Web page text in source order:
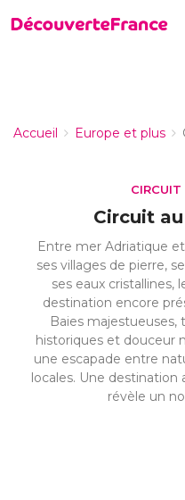
Accueil Europe et plus
CIRCUIT
Circuit
Entre mer Adriatique
ses villages de pierre,
ses eaux
destination encore
Baies majestueuses,
historiques et douceur
une escapade entre
locales. Une
révèle un